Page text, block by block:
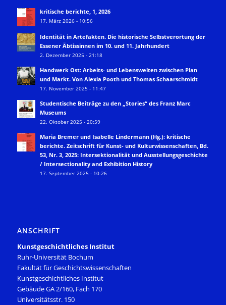
kritische berichte, 1, 2026
17. März 2026 - 10:56
Identität in Artefakten. Die historische Selbstverortung der
Essener Äbtissinnen im 10. und 11. Jahrhundert
2. Dezember 2025 - 21:18
Handwerk Ost: Arbeits- und Lebenswelten zwischen Plan
und Markt. Von Alexia Pooth und Thomas Schaarschmidt
17. November 2025 - 11:47
Studentische Beiträge zu den „Stories“ des Franz Marc
Museums
22. Oktober 2025 - 20:59
Maria Bremer und Isabelle Lindermann (Hg.): kritische
berichte. Zeitschrift für Kunst- und Kulturwissenschaften, Bd.
53, Nr. 3, 2025: Intersektionalität und Ausstellungsgeschichte
/ Intersectionality and Exhibition History
17. September 2025 - 10:26
ANSCHRIFT
Kunstgeschichtliches Institut
Ruhr-Universität Bochum
Fakultät für Geschichtswissenschaften
Kunstgeschichtliches Institut
Gebäude GA 2/160, Fach 170
Universitätsstr. 150